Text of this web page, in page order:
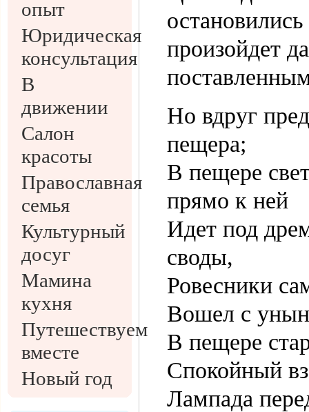
опыт
Юридическая
консультация
В
движении
Салон
красоты
Православная
семья
Культурный
досуг
Мамина
кухня
Путешествуем
вместе
Новый год
произойдет
Но вдруг
пещера;
В пещере
прямо к ней
Идет под
своды,
Ровесники
Вошел с
В пещере
Спокойный
Лампада